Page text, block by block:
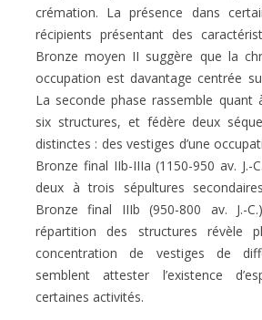
crémation. La présence dans
récipients présentant des
Bronze moyen II suggère que la
occupation est davantage centrée
La seconde phase rassemble quant
six structures, et fédère deux
distinctes : des vestiges d’une
Bronze final IIb-IIIa (1150-950 av. J.-
deux à trois sépultures
Bronze final IIIb (950-800 av. J.-
répartition des structures révèle
concentration de vestiges de
semblent attester l’existence
certaines activités.